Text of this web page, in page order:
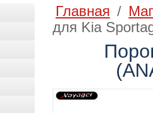
Главная /
для Kia